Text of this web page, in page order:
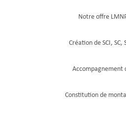
Notre offre
Création de SCI, SC,
Accompagnement
Constitution de